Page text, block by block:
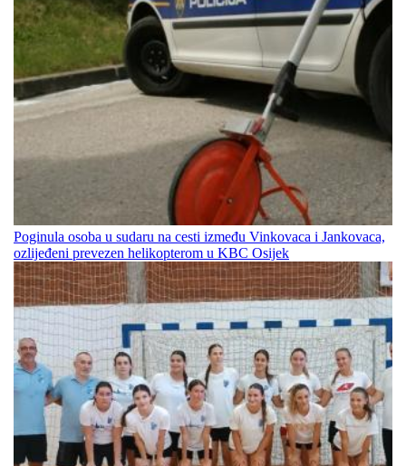
Poginula osoba u sudaru na cesti između Vinkovaca i Jankovaca,
ozlijeđeni prevezen helikopterom u KBC Osijek